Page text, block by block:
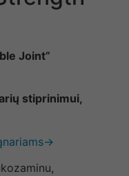
Joint”
stiprinimui,